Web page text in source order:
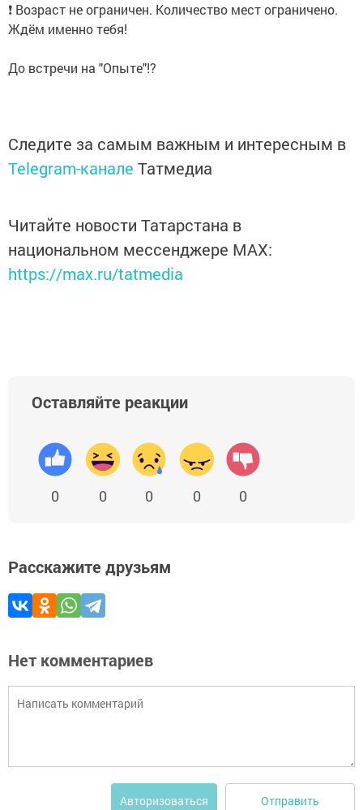
❗ Возраст не ограничен. Количество мест ограничено.
Ждём именно тебя!
До встречи на "Опыте"!?
Следите за самым важным и интересным в
Telegram-канале Татмедиа
Читайте новости Татарстана в
национальном мессенджере MАХ:
https://max.ru/tatmedia
Оставляйте реакции
0 0 0 0 0
Расскажите друзьям
Нет комментариев
Авторизоваться Отправить